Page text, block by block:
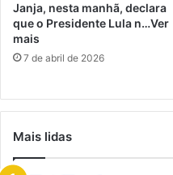
Janja, nesta manhã, declara
que o Presidente Lula n…Ver
mais
7 de abril de 2026
Mais lidas